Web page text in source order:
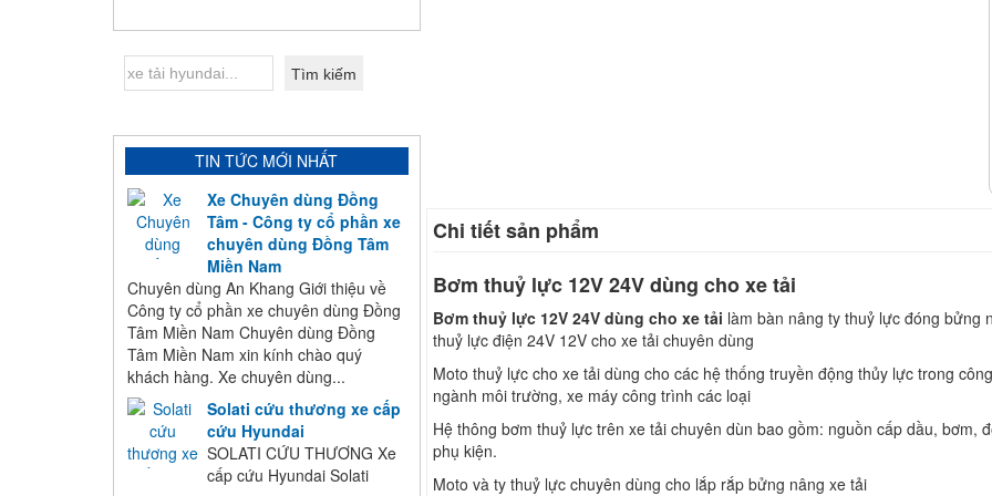
TIN TỨC MỚI NHẤT
Xe Chuyên dùng Đồng
Tâm - Công ty cổ phần xe
chuyên dùng Đồng Tâm
Miền Nam
Chuyên dùng An Khang Giới thiệu về
Công ty cổ phần xe chuyên dùng Đồng
Tâm Miền Nam Chuyên dùng Đồng
Tâm Miền Nam xin kính chào quý
khách hàng. Xe chuyên dùng...
Solati cứu thương xe cấp
cứu Hyundai
SOLATI CỨU THƯƠNG Xe
cấp cứu Hyundai Solati
Chi tiết sản phẩm
Bơm thuỷ lực 12V 24V dùng cho xe tải
Bơm thuỷ lực 12V 24V dùng cho xe tải làm bàn nâng ty thuỷ lực đóng bửng
thuỷ lực điện 24V 12V cho xe tải chuyên dùng
Moto thuỷ lực cho xe tải dùng cho các hệ thống truyền động thủy lực trong
ngành môi trường, xe máy công trình các loại
Hệ thông bơm thuỷ lực trên xe tải chuyên dùn bao gồm: nguồn cấp dầu, bơm,
phụ kiện.
Moto và ty thuỷ lực chuyên dùng cho lắp rắp bửng nâng xe tải